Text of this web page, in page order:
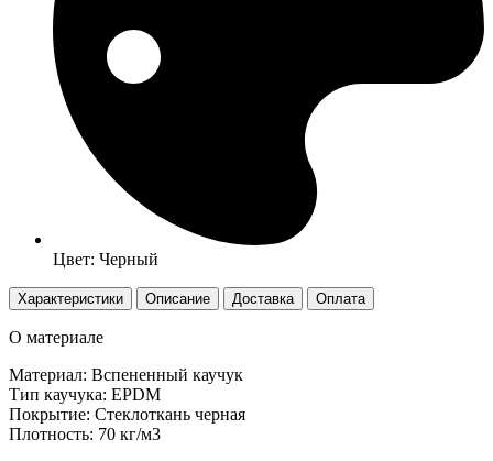
Цвет: Черный
Характеристики Описание Доставка Оплата
О материале
Материал: Вспененный каучук
Тип каучука: EPDM
Покрытие: Стеклоткань черная
Плотность: 70 кг/м3